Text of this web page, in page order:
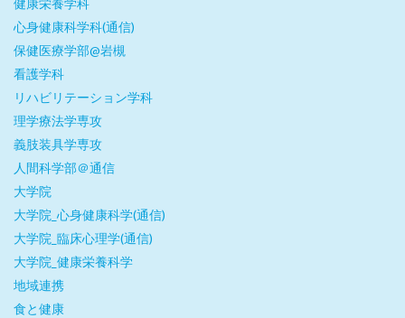
健康栄養学科
心身健康科学科(通信)
保健医療学部@岩槻
看護学科
リハビリテーション学科
理学療法学専攻
義肢装具学専攻
人間科学部＠通信
大学院
大学院_心身健康科学(通信)
大学院_臨床心理学(通信)
大学院_健康栄養科学
地域連携
食と健康